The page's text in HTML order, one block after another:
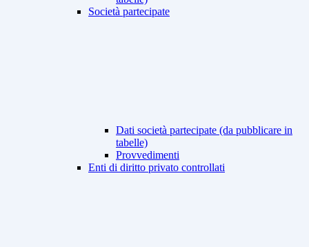
Società partecipate
Dati società partecipate (da pubblicare in
tabelle)
Provvedimenti
Enti di diritto privato controllati